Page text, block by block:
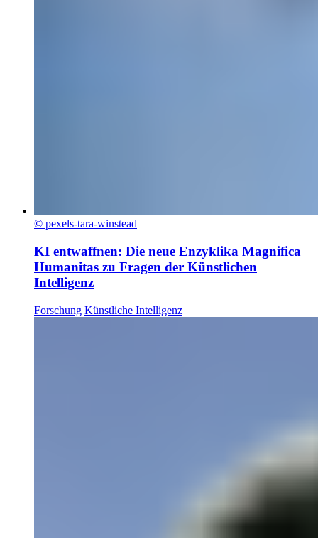
© pexels-tara-winstead
KI entwaffnen: Die neue Enzyklika Magnifica
Humanitas zu Fragen der Künstlichen
Intelligenz
Forschung Künstliche Intelligenz